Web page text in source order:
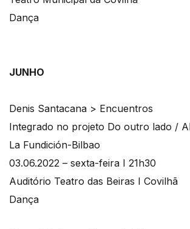
Dança
JUNHO
Denis Santacana > Encuentros
Integrado no projeto Do outro lado /
La Fundición-Bilbao
03.06.2022 – sexta-feira I 21h30
Auditório Teatro das Beiras I Covilhã
Dança